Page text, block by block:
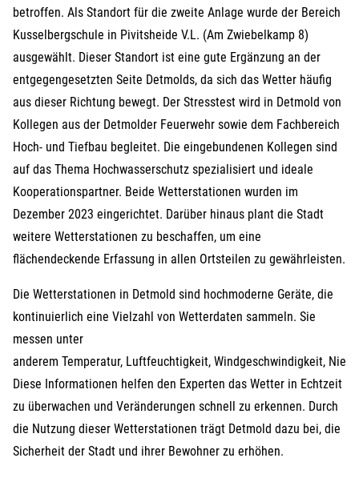
betroffen. Als Standort für die zweite Anlage wurde der Bereich
Kusselbergschule in Pivitsheide V.L. (Am Zwiebelkamp 8)
ausgewählt. Dieser Standort ist eine gute Ergänzung an der
entgegengesetzten Seite Detmolds, da sich das Wetter häufig
aus dieser Richtung bewegt. Der Stresstest wird in Detmold von
Kollegen aus der Detmolder Feuerwehr sowie dem Fachbereich
Hoch- und Tiefbau begleitet. Die eingebundenen Kollegen sind
auf das Thema Hochwasserschutz spezialisiert und ideale
Kooperationspartner. Beide Wetterstationen wurden im
Dezember 2023 eingerichtet. Darüber hinaus plant die Stadt
weitere Wetterstationen zu beschaffen, um eine
flächendeckende Erfassung in allen Ortsteilen zu gewährleisten.
Die Wetterstationen in Detmold sind hochmoderne Geräte, die
kontinuierlich eine Vielzahl von Wetterdaten sammeln. Sie
messen unter
anderem Temperatur, Luftfeuchtigkeit, Windgeschwindigkeit,
Diese Informationen helfen den Experten das Wetter in Echtzeit
zu überwachen und Veränderungen schnell zu erkennen. Durch
die Nutzung dieser Wetterstationen trägt Detmold dazu bei, die
Sicherheit der Stadt und ihrer Bewohner zu erhöhen.